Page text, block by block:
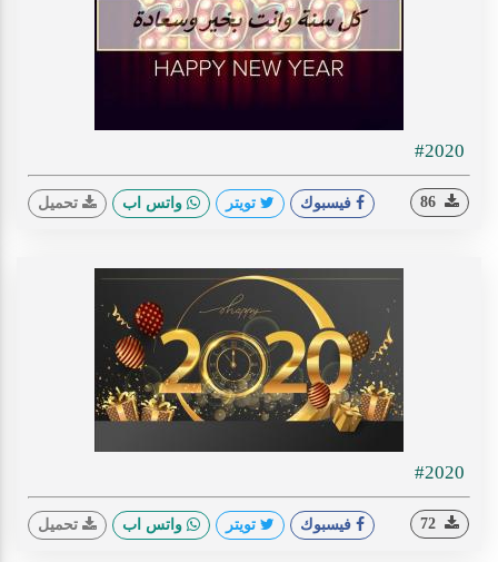
#2020
فيسبوك تويتر واتس اب تحميل
#2020
فيسبوك تويتر واتس اب تحميل